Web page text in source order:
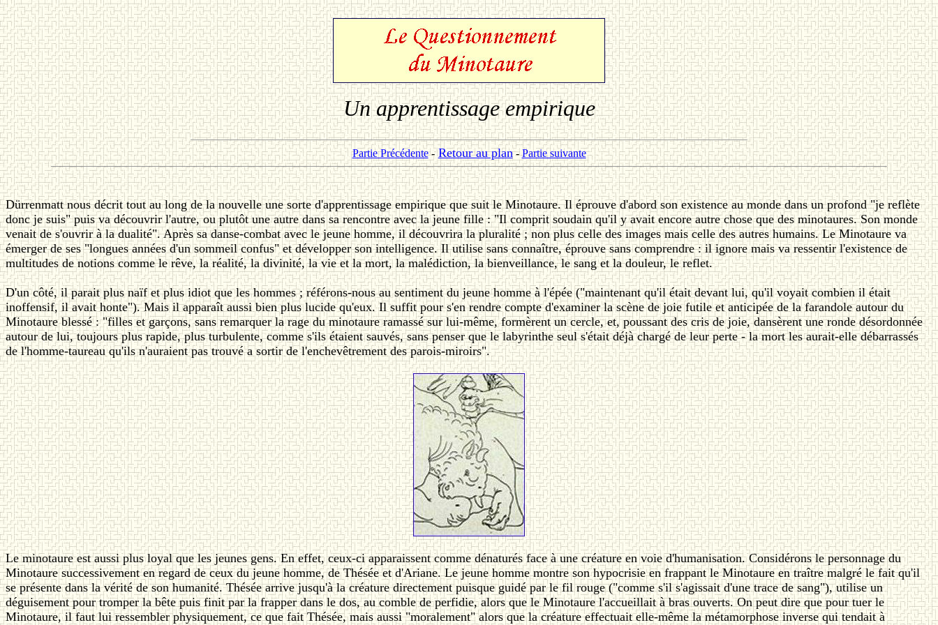
Un apprentissage empirique
Partie Précédente- Retour au plan-Partie suivante
Dürrenmatt nous décrit tout au long de la nouvelle une sorte d'apprentissage empirique que suit le Minotaure. Il éprouve d'abord son existence au monde dans un profond "je reflète
donc je suis" puis va découvrir l'autre, ou plutôt une autre dans sa rencontre avec la jeune fille : "Il comprit soudain qu'il y avait encore autre chose que des minotaures. Son monde
venait de s'ouvrir à la dualité". Après sa danse-combat avec le jeune homme, il découvrira la pluralité ; non plus celle des images mais celle des autres humains. Le Minotaure va
émerger de ses "longues années d'un sommeil confus" et développer son intelligence. Il utilise sans connaître, éprouve sans comprendre : il ignore mais va ressentir l'existence de
multitudes de notions comme le rêve, la réalité, la divinité, la vie et la mort, la malédiction, la bienveillance, le sang et la douleur, le reflet.
D'un côté, il parait plus naïf et plus idiot que les hommes ; référons-nous au sentiment du jeune homme à l'épée ("maintenant qu'il était devant lui, qu'il voyait combien il était
inoffensif, il avait honte"). Mais il apparaît aussi bien plus lucide qu'eux. Il suffit pour s'en rendre compte d'examiner la scène de joie futile et anticipée de la farandole autour du
Minotaure blessé : "filles et garçons, sans remarquer la rage du minotaure ramassé sur lui-même, formèrent un cercle, et, poussant des cris de joie, dansèrent une ronde désordonnée
autour de lui, toujours plus rapide, plus turbulente, comme s'ils étaient sauvés, sans penser que le labyrinthe seul s'était déjà chargé de leur perte - la mort les aurait-elle débarrassés
de l'homme-taureau qu'ils n'auraient pas trouvé a sortir de l'enchevêtrement des parois-miroirs".
Le minotaureest aussi plus loyal que les jeunes gens. En effet, ceux-ci apparaissent comme dénaturés face à une créature en voie d'humanisation. Considérons le personnage du
Minotaure successivement en regard de ceux du jeune homme, de Thésée et d'Ariane. Le jeune homme montre son hypocrisie en frappant le Minotaure en traître malgré le fait qu'il
se présente dans la vérité de son humanité. Thésée arrive jusqu'à la créature directement puisque guidé par le fil rouge ("comme s'il s'agissait d'une trace de sang"), utilise un
déguisement pour tromper la bête puis finit par la frapper dans le dos, au comble de perfidie, alors que le Minotaure l'accueillait à bras ouverts. On peut dire que pour tuer le
Minotaure, il faut lui ressembler physiquement, ce que fait Thésée, mais aussi "moralement" alors que la créature effectuait elle-même la métamorphose inverse qui tendait à